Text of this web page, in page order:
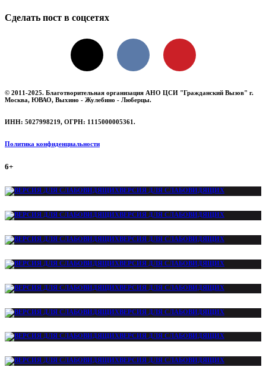
Сделать пост в соцсетях
VKontakte
© 2011-2025. Благотворительная организация АНО ЦСИ "Гражданский Вызов" г.
Москва, ЮВАО, Выхино - Жулебино - Люберцы.
ИНН: 5027998219, ОГРН: 1115000005361.
Политика конфиденциальности
6+
ВЕРСИЯ ДЛЯ СЛАБОВИДЯЩИХ
ВЕРСИЯ ДЛЯ СЛАБОВИДЯЩИХ
ВЕРСИЯ ДЛЯ СЛАБОВИДЯЩИХ
ВЕРСИЯ ДЛЯ СЛАБОВИДЯЩИХ
ВЕРСИЯ ДЛЯ СЛАБОВИДЯЩИХ
ВЕРСИЯ ДЛЯ СЛАБОВИДЯЩИХ
ВЕРСИЯ ДЛЯ СЛАБОВИДЯЩИХ
ВЕРСИЯ ДЛЯ СЛАБОВИДЯЩИХ